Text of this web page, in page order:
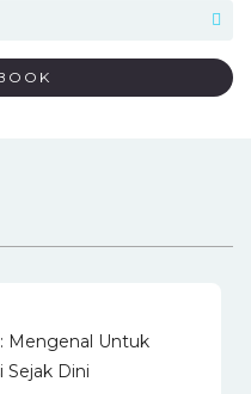
Mengenal Untuk
Sejak Dini